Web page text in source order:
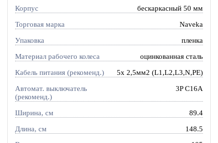
Корпус бескаркасный 50 мм
Торговая марка Naveka
Упаковка пленка
Материал рабочего колеса оцинкованная сталь
Кабель питания (рекоменд.) 5х 2,5мм2 (L1,L2,L3,N,PE)
Автомат. выключатель
(рекоменд.)
3P C16A
Ширина, см 89.4
Длина, см 148.5